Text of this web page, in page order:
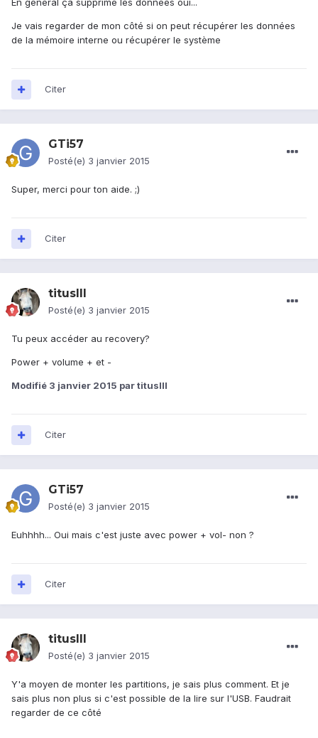
En général ça supprime les données oui...
Je vais regarder de mon côté si on peut récupérer les données
de la mémoire interne ou récupérer le système
Citer
GTi57
Posté(e) 3 janvier 2015
Super, merci pour ton aide. ;)
Citer
titusIII
Posté(e) 3 janvier 2015
Tu peux accéder au recovery?
Power + volume + et -
Modifié 3 janvier 2015 par titusIII
Citer
GTi57
Posté(e) 3 janvier 2015
Euhhhh... Oui mais c'est juste avec power + vol- non ?
Citer
titusIII
Posté(e) 3 janvier 2015
Y'a moyen de monter les partitions, je sais plus comment. Et je
sais plus non plus si c'est possible de la lire sur l'USB. Faudrait
regarder de ce côté